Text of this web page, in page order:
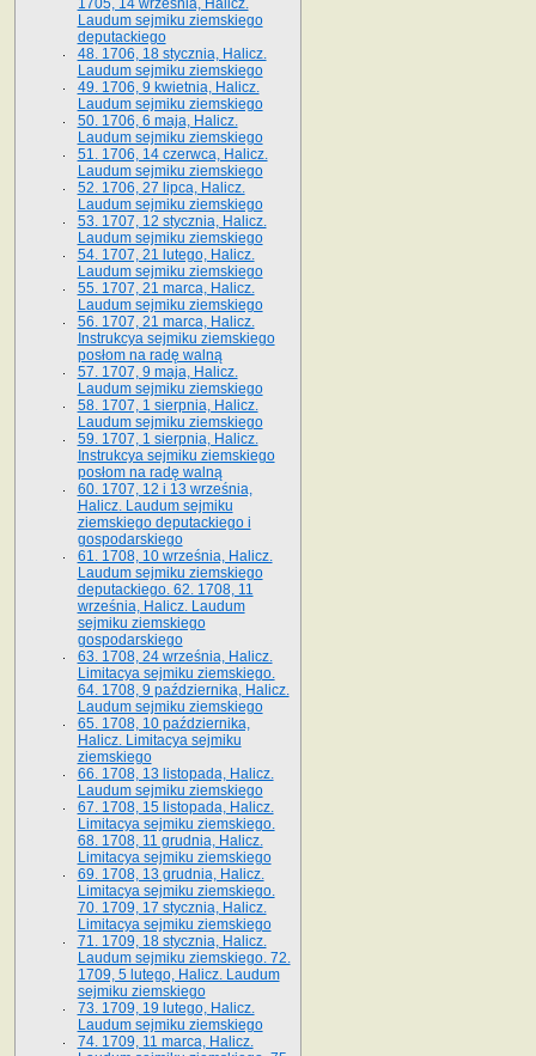
1705, 14 września, Halicz.
Laudum sejmiku ziemskiego
deputackiego
48. 1706, 18 stycznia, Halicz.
Laudum sejmiku ziemskiego
49. 1706, 9 kwietnia, Halicz.
Laudum sejmiku ziemskiego
50. 1706, 6 maja, Halicz.
Laudum sejmiku ziemskiego
51. 1706, 14 czerwca, Halicz.
Laudum sejmiku ziemskiego
52. 1706, 27 lipca, Halicz.
Laudum sejmiku ziemskiego
53. 1707, 12 stycznia, Halicz.
Laudum sejmiku ziemskiego
54. 1707, 21 lutego, Halicz.
Laudum sejmiku ziemskiego
55. 1707, 21 marca, Halicz.
Laudum sejmiku ziemskiego
56. 1707, 21 marca, Halicz.
Instrukcya sejmiku ziemskiego
posłom na radę walną
57. 1707, 9 maja, Halicz.
Laudum sejmiku ziemskiego
58. 1707, 1 sierpnia, Halicz.
Laudum sejmiku ziemskiego
59. 1707, 1 sierpnia, Halicz.
Instrukcya sejmiku ziemskiego
posłom na radę walną
60. 1707, 12 i 13 września,
Halicz. Laudum sejmiku
ziemskiego deputackiego i
gospodarskiego
61. 1708, 10 września, Halicz.
Laudum sejmiku ziemskiego
deputackiego. 62. 1708, 11
września, Halicz. Laudum
sejmiku ziemskiego
gospodarskiego
63. 1708, 24 września, Halicz.
Limitacya sejmiku ziemskiego.
64. 1708, 9 października, Halicz.
Laudum sejmiku ziemskiego
65­. 1708, 10 października,
Halicz. Limitacya sejmiku
ziemskiego
66. 1708, 13 listopada, Halicz.
Laudum sejmiku ziemskiego
67. 1708, 15 listopada, Halicz.
Limitacya sejmiku ziemskiego.
68. 1708, 11 grudnia, Halicz.
Limitacya sejmiku ziemskiego
69. 1708, 13 grudnia, Halicz.
Limitacya sejmiku ziemskiego.
70. 1709, 17 stycznia, Halicz.
Limitacya sejmiku ziemskiego
71. 1709, 18 stycznia, Halicz.
Laudum sejmiku ziemskiego. 72.
1709, 5 lutego, Halicz. Laudum
sejmiku ziemskiego
73. 1709, 19 lutego, Halicz.
Laudum sejmiku ziemskiego
74. 1709, 11 marca, Halicz.